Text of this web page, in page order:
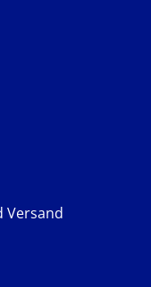
Versand